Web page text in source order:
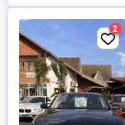
2